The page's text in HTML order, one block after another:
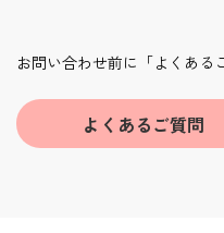
お問い合わせ前に「よくある
よくあるご質問